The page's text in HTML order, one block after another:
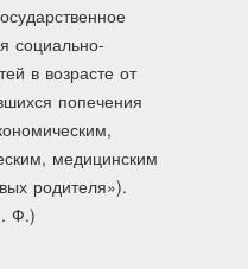
социально-
в возрасте от
попечения
медицинским
родителя»).
Ф.)